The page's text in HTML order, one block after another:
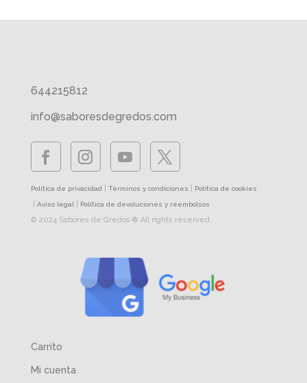
644215812
info@saboresdegredos.com
Política de privacidad Términos y condiciones Política de cookies
Aviso legal| Política de devoluciones y reembolsos
© 2024 Sabores de Gredos ® All rights reserved.
Carrito
Mi cuenta